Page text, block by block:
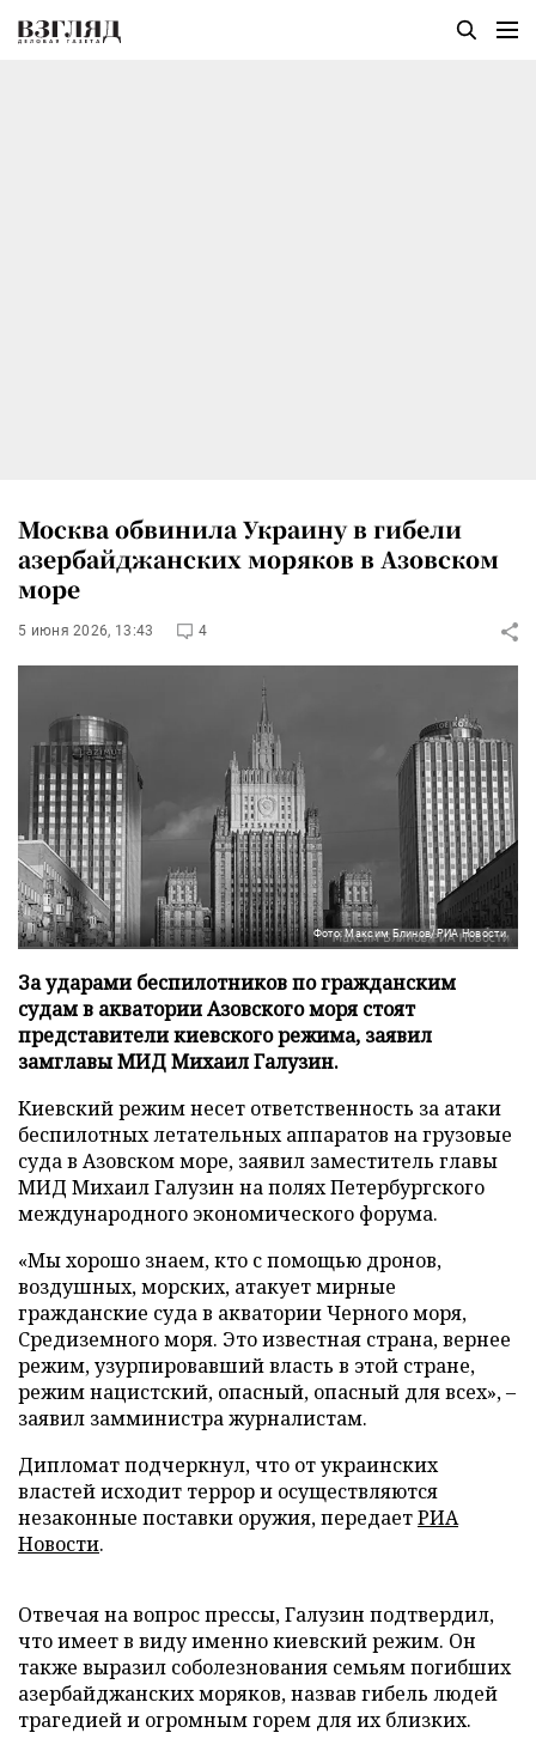
Москва обвинила Украину в гибели
азербайджанских моряков в Азовском
море
5 июня 2026, 13:43 4
Фото: Максим Блинов/РИА Новости
За ударами беспилотников по гражданским
судам в акватории Азовского моря стоят
представители киевского режима, заявил
замглавы МИД Михаил Галузин.
Киевский режим несет ответственность за атаки
беспилотных летательных аппаратов на грузовые
суда в Азовском море, заявил заместитель главы
МИД Михаил Галузин на полях Петербургского
международного экономического форума.
«Мы хорошо знаем, кто с помощью дронов,
воздушных, морских, атакует мирные
гражданские суда в акватории Черного моря,
Средиземного моря. Это известная страна, вернее
режим, узурпировавший власть в этой стране,
режим нацистский, опасный, опасный для всех», –
заявил замминистра журналистам.
Дипломат подчеркнул, что от украинских
властей исходит террор и осуществляются
незаконные поставки оружия, передаетРИА
Новости.
Отвечая на вопрос прессы, Галузин подтвердил,
что имеет в виду именно киевский режим. Он
также выразил соболезнования семьям погибших
азербайджанских моряков, назвав гибель людей
трагедией и огромным горем для их близких.